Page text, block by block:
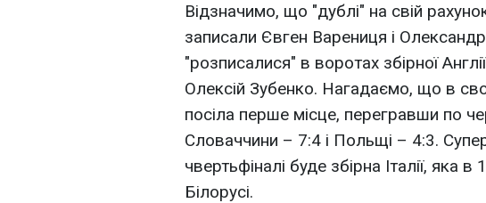
Відзначимо, що "дублі" на свій
записали Євген Варениця і
"розписалися" в воротах збірної
Олексій Зубенко. Нагадаємо, що в
посіла перше місце, перегравши по
Словаччини – 7:4 і Польщі – 4:3.
чвертьфіналі буде збірна Італії, яка
Білорусі.